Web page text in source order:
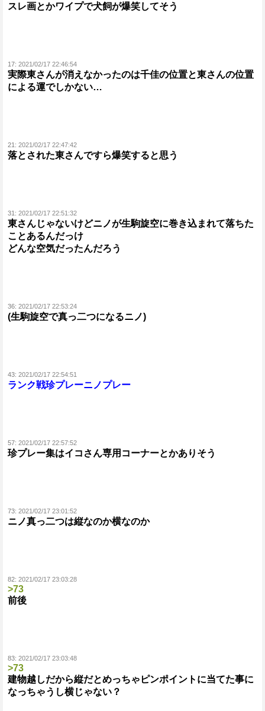
スレ画とかワイプで犬飼が爆笑してそう
17: 2021/02/17 22:46:54
実際東さんが消えなかったのは千佳の位置と東さんの位置
による運でしかない…
21: 2021/02/17 22:47:42
落とされた東さんですら爆笑すると思う
31: 2021/02/17 22:51:32
東さんじゃないけどニノが生駒旋空に巻き込まれて落ちた
ことあるんだっけ
どんな空気だったんだろう
36: 2021/02/17 22:53:24
(生駒旋空で真っ二つになるニノ)
43: 2021/02/17 22:54:51
ランク戦珍プレーニノプレー
57: 2021/02/17 22:57:52
珍プレー集はイコさん専用コーナーとかありそう
73: 2021/02/17 23:01:52
ニノ真っ二つは縦なのか横なのか
82: 2021/02/17 23:03:28
>73
前後
83: 2021/02/17 23:03:48
>73
建物越しだから縦だとめっちゃピンポイントに当てた事に
なっちゃうし横じゃない？